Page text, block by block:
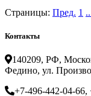
Страницы: Пред. 1
Контакты
140209, РФ,
Федино, ул.
+7-496-442-04-66,